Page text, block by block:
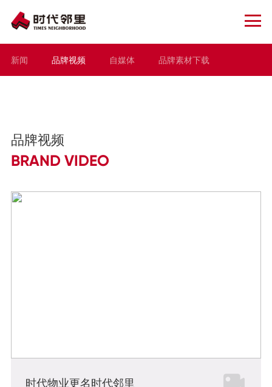
新闻 品牌视频 自媒体 品牌素材下载
品牌视频
BRAND VIDEO
时代物业更名时代邻里